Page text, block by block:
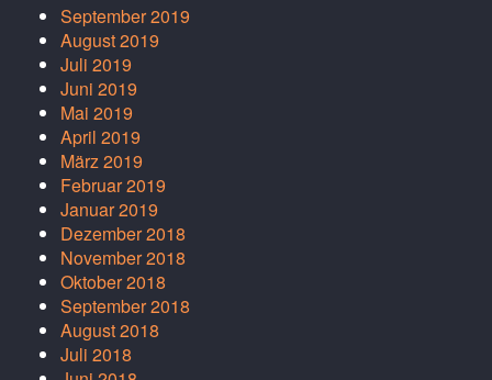
September 2019
August 2019
Juli 2019
Juni 2019
Mai 2019
April 2019
März 2019
Februar 2019
Januar 2019
Dezember 2018
November 2018
Oktober 2018
September 2018
August 2018
Juli 2018